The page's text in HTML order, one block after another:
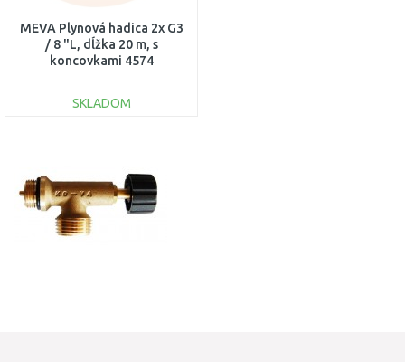
MEVA Plynová hadica 2x G3
/ 8 "L, dĺžka 20 m, s
koncovkami 4574
SKLADOM
Porovnať